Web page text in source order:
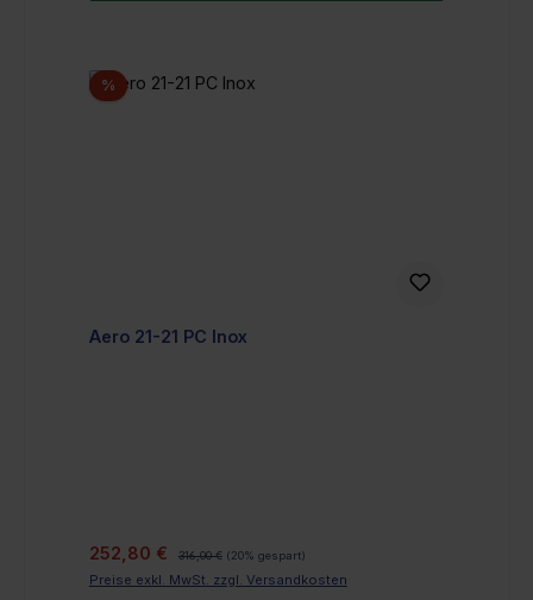
%Rabatt
Aero 21-21 PC Inox
Verkaufspreis:
252,80 € Regulärer Preis:
316,00 € (20% gespart)
Preise exkl. MwSt. zzgl. Versandkosten